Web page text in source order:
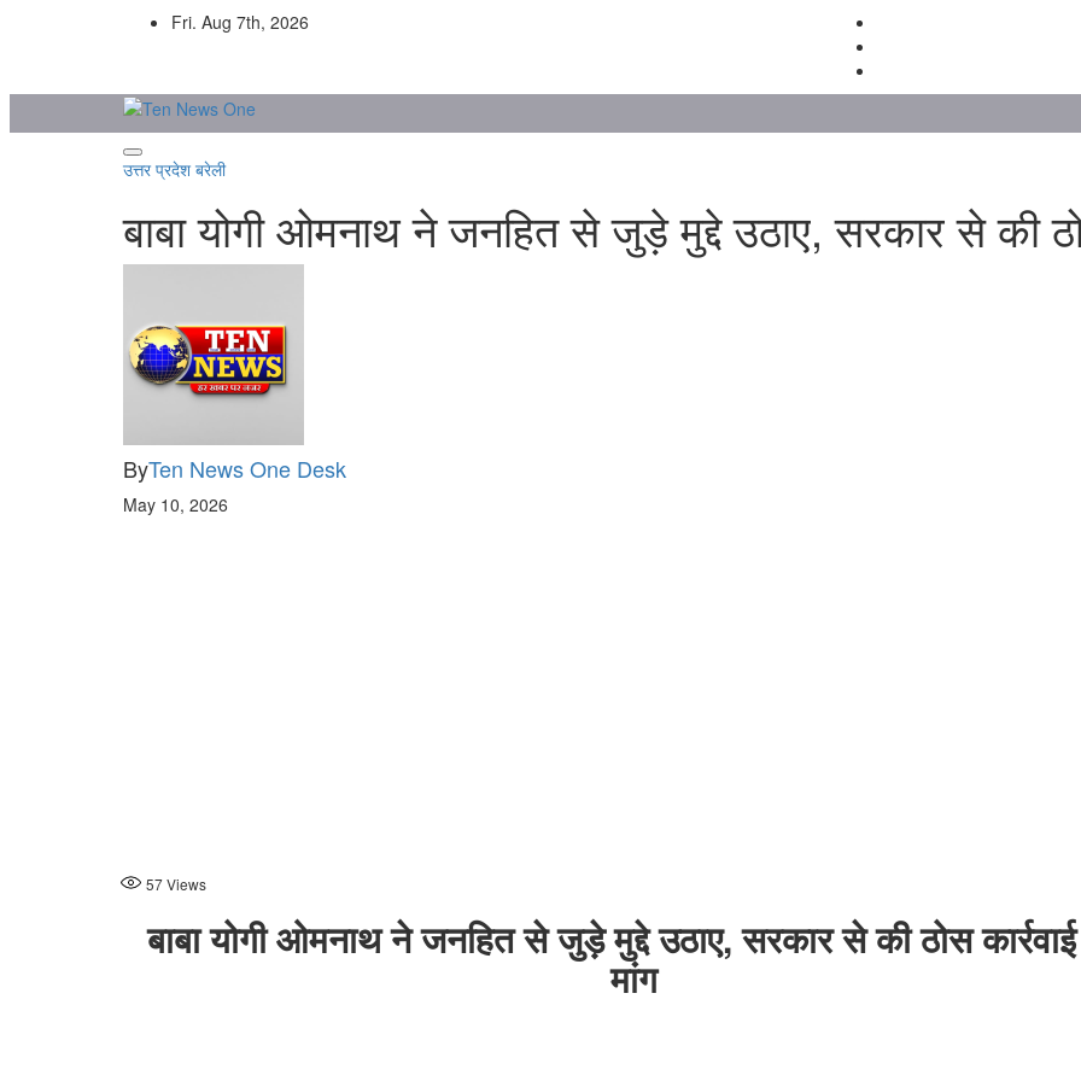
Fri. Aug 7th, 2026
उत्तर प्रदेश बरेली
बाबा योगी ओमनाथ ने जनहित से जुड़े मुद्दे उठाए, सरकार से की
ByTen News One Desk
May 10, 2026
57Views
बाबा योगी ओमनाथ ने जनहित से जुड़े मुद्दे उठाए, सरकार से की ठोस
मांग